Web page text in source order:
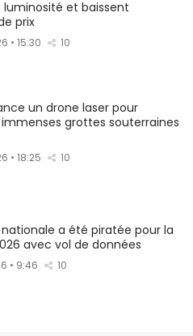
et baissent
prix
• 15:30 10
un drone laser pour
grottes souterraines
• 18:25 10
nationale a été piratée pour la
avec vol de données
• 9:46 10